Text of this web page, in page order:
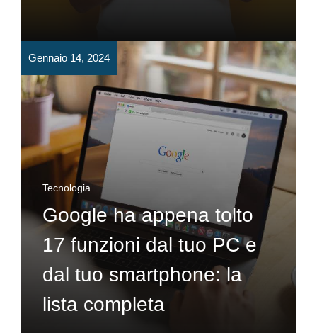
Gennaio 14, 2024
Tecnologia
Google ha appena tolto
17 funzioni dal tuo PC e
dal tuo smartphone: la
lista completa